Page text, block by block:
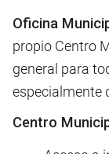
Oficina
propio Centro
general para
especialmente
Centro